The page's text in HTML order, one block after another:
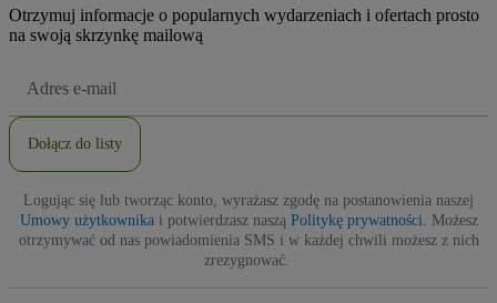
Otrzymuj informacje o popularnych wydarzeniach i ofertach prosto
na swoją skrzynkę mailową
e-
Dołącz do listy
Logując się lub tworząc konto, wyrażasz zgodę na postanowienia naszej
Umowy użytkownikai potwierdzasz naszą Politykę prywatności . Możesz
otrzymywać od nas powiadomienia SMS i w każdej chwili możesz z nich
zrezygnować.